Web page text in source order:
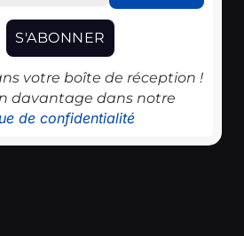
votre boîte de réception !
davantage dans notre
de confidentialité